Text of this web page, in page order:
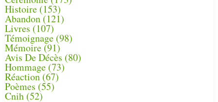
Histoire (153)
Abandon(121)
Livres (107)
Témoignage (98)
Mémoire (91)
Avis De Décès (80)
Hommage (73)
Réaction(67)
Poèmes (55)
Cnih (52)